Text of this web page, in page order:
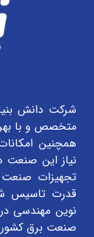
شرکت دانش
متخصص و با
همچنین
نیاز این
تجهیزات
قدرت تاسیس
نوین مهندسی
صنعت برق